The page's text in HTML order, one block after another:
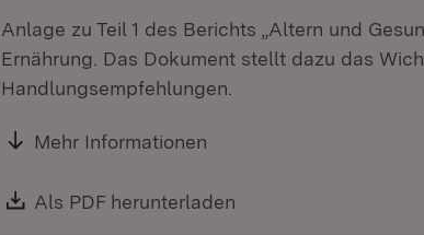
Anlage zu Teil 1 des Berichts „Altern und
Ernährung. Das Dokument stellt dazu das
Handlungsempfehlungen.
Mehr Informationen
Download:
Als PDF herunterladen